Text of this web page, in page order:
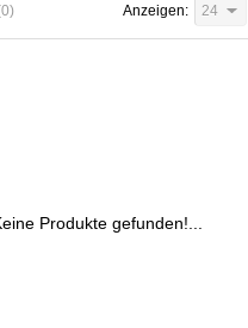
Anzeigen: 24
Produkte gefunden!...